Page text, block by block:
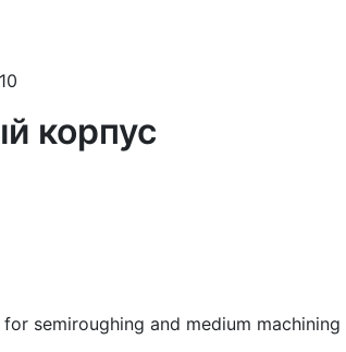
корпус
semiroughing and medium